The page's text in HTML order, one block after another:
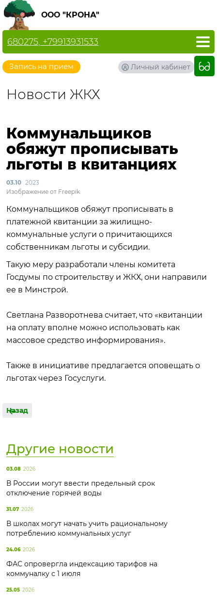
ООО "КРОНА"
Запись на прием
680275, +79913931533
Личный кабинет
Новости ЖКХ
Коммунальщиков
обяжут прописывать
льготы в квитанциях
03.10 2023
Изображение от Freepik
Коммунальщиков обяжут прописывать в
платежной квитанции за жилищно-
коммунальные услуги о причитающихся
собственникам льготы и субсидии.
Такую меру разработали члены комитета
Госдумы по строительству и ЖКХ, они направили
ее в Минстрой.
Светлана Разворотнева считает, что «квитанции
на оплату вполне можно использовать как
массовое средство информирования».
Также в инициативе предлагается оповещать о
льготах через Госуслуги.
Назад
Другие новости
03.08 2026
В России могут ввести предельный срок
отключение горячей воды
31.07 2026
В школах могут начать учить рациональному
потреблению коммунальных услуг
24.06 2026
ФАС опровергла индексацию тарифов на
коммуналку с 1 июля
25.05 2026